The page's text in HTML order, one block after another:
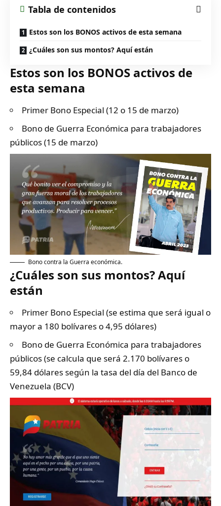
Tabla de contenidos
Estos son los BONOS activos de esta semana
¿Cuáles son sus montos? Aquí están
Estos son los BONOS activos de
esta semana
Primer Bono Especial (12 o 15 de marzo)
Bono de Guerra Económica para trabajadores
públicos (15 de marzo)
Bono contra la Guerra económica.
¿Cuáles son sus montos? Aquí
están
Primer Bono Especial (se estima que será igual o
mayor a 180 bolívares o 4,95 dólares)
Bono de Guerra Económica para trabajadores
públicos (se calcula que será 2.170 bolívares o
59,84 dólares según la tasa del día del Banco de
Venezuela (BCV)